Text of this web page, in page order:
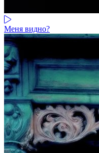
Меня видно?